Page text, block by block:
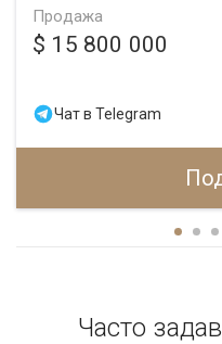
Продажа
$ 15 800 000
Чат в Telegram
Часто